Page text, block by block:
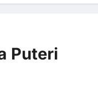
Puteri